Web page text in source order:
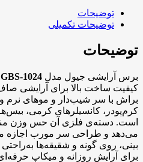
1024
توضیحات
توضیحات تکمیلی
توضیحات
برس آرایشی جیول مدل GBS-1024
کیفیت ساخت بالا برای آرایشی
براش با سر شیب‌دار و موهای نرم و
کرم‌پودر، کانسیلرهای کرمی،
است. دسته‌ی فلزی آن حس وزن
می‌دهد و طراحی سر مورب اجازه
بینی، روی گونه و شقیقه‌ها
برای آرایش روزانه و میکاپ